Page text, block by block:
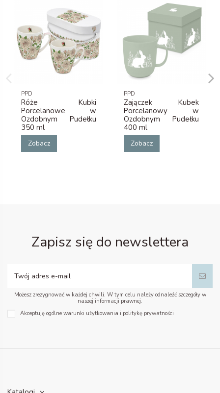
PPD
Róże Kubki
Porcelanowe w
Ozdobnym Pudełku
350 ml
Zobacz
PPD
Zajączek Kubek
Porcelanowy w
Ozdobnym Pudełku
400 ml
Zobacz
Zapisz się do newslettera
Możesz zrezygnować w każdej chwili. W tym celu należy odnaleźć szczegóły w
naszej informacji prawnej.
Akceptuję ogólne warunki użytkowania i politykę prywatności